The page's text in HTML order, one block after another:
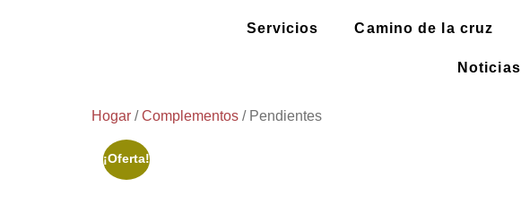
Servicios Camino de la cruz
Noticias
Hogar /Complementos / Pendientes
¡Oferta!